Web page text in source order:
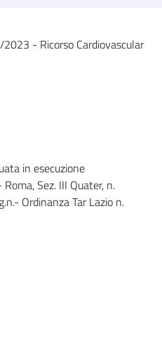
- Ricorso Cardiovascular
in esecuzione
Sez. III Quater, n.
Ordinanza Tar Lazio n.